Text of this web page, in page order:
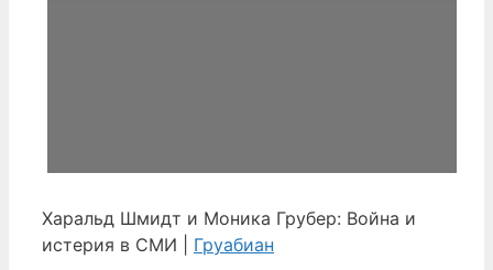
Харальд Шмидт и Моника Грубер: Война и
истерия в СМИ | Груабиан